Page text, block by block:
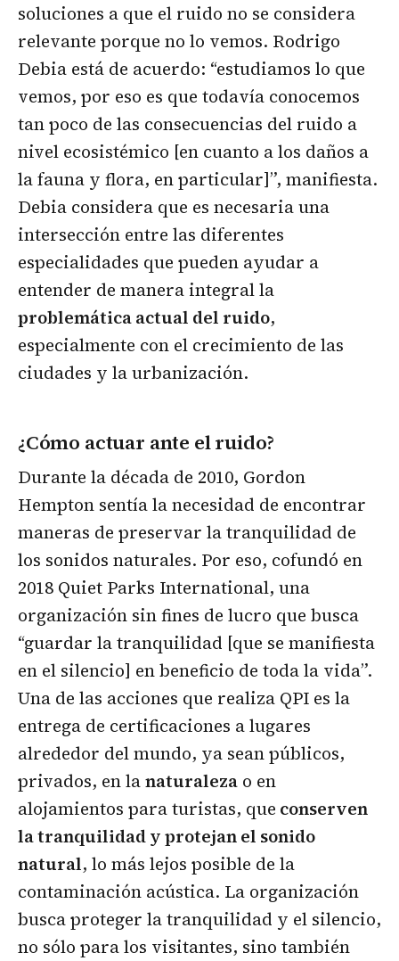
soluciones a que el ruido no se considera
relevante porque no lo vemos. Rodrigo
Debia está de acuerdo: “estudiamos lo que
vemos, por eso es que todavía conocemos
tan poco de las consecuencias del ruido a
nivel ecosistémico [en cuanto a los daños a
la fauna y flora, en particular]”, manifiesta.
Debia considera que es necesaria una
intersección entre las diferentes
especialidades que pueden ayudar a
entender de manera integral la
problemática actual del ruido,
especialmente con el crecimiento de las
ciudades y la urbanización.
¿Cómo actuar ante el ruido?
Durante la década de 2010, Gordon
Hempton sentía la necesidad de encontrar
maneras de preservar la tranquilidad de
los sonidos naturales. Por eso, cofundó en
2018 Quiet Parks International, una
organización sin fines de lucro que busca
“guardar la tranquilidad [que se manifiesta
en el silencio] en beneficio de toda la vida”.
Una de las acciones que realiza QPI es la
entrega de certificaciones a lugares
alrededor del mundo, ya sean públicos,
privados, en lanaturaleza o en
alojamientos para turistas, que conserven
la tranquilidad y protejan el sonido
natural, lo más lejos posible de la
contaminación acústica. La organización
busca proteger la tranquilidad y el silencio,
no sólo para los visitantes, sino también